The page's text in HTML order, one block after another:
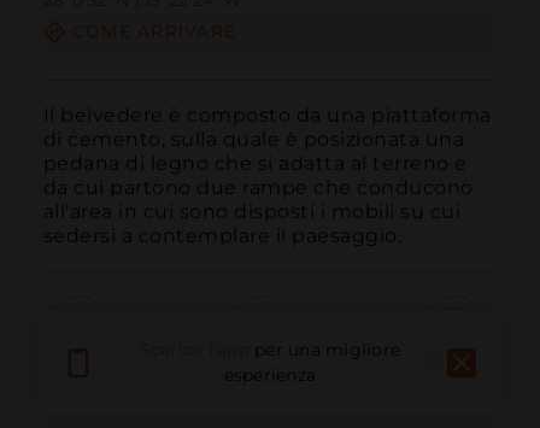
Il belvedere è composto da una piattaforma
di cemento, sulla quale è posizionata una
pedana di legno che si adatta al terreno e
da cui partono due rampe che conducono
all'area in cui sono disposti i mobili su cui
sedersi a contemplare il paesaggio.
E-mail
per una migliore
esperienza